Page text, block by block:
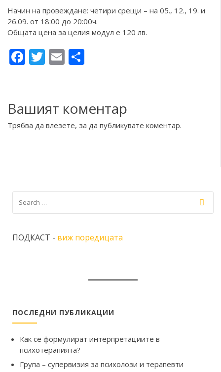
Начин на провеждане: четири срещи – на 05., 12., 19. и
26.09. от 18:00 до 20:00ч.
Общата цена за целия модул е 120 лв.
Facebook
Twitter
Email
Вашият коментар
Трябва да влезете, за да публикувате коментар.
ПОДКАСТ - виж поредицата
ПОСЛЕДНИ ПУБЛИКАЦИИ
Как се формулират интерпретациите в
психотерапията?
Група – супервизия за психолози и терапевти